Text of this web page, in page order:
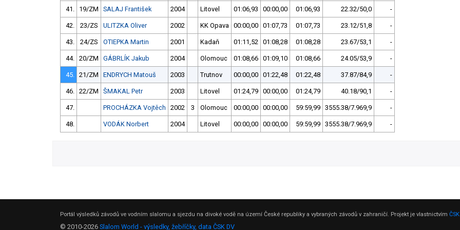
41. 19/ZM SALAJ František 2004 Litovel 01:06,93 00:00,00 01:06,93 22.32/50,0 -
42. 23/ZS ULITZKA Oliver 2002 KK Opava 00:00,00 01:07,73 01:07,73 23.12/51,8 -
43. 24/ZS OTIEPKA Martin 2001 Kadaň 01:11,52 01:08,28 01:08,28 23.67/53,1 -
44. 20/ZM GÁBRLÍK Jakub 2004 Olomouc 01:08,66 01:09,10 01:08,66 24.05/53,9 -
45. 21/ZM ENDRYCH Matouš 2003 Trutnov 00:00,00 01:22,48 01:22,48 37.87/84,9 -
46. 22/ZM ŠMAKAL Petr 2003 Litovel 01:24,79 00:00,00 01:24,79 40.18/90,1 -
47. PROCHÁZKA Vojtěch 2002 3 Olomouc 00:00,00 00:00,00 59:59,99 3555.38/7.969,9 -
48. VODÁK Norbert 2004 Litovel 00:00,00 00:00,00 59:59,99 3555.38/7.969,9 -
Portál výsledků závodů ve vodním slalomu a sjezdu na divoké vodě na území České republiky a vybraných závodů v zahraničí. Projekt je vlastnictvím
© 2010-2026 Slalom World - výsledky, žebříčky, data ČSK DV